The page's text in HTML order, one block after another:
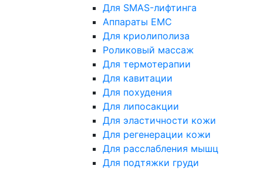
Для SMAS-лифтинга
Аппараты EMC
Для криолиполиза
Роликовый массаж
Для термотерапии
Для кавитации
Для похудения
Для липосакции
Для эластичности кожи
Для регенерации кожи
Для расслабления мышц
Для подтяжки груди